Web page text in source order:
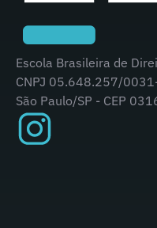
Escola Brasileira de
CNPJ 05.648.257/
São Paulo/SP - CEP